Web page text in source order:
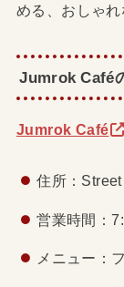
める、おしゃれ
Jumrok Café
Jumrok Café
住所：
営業時間：
メニュー：